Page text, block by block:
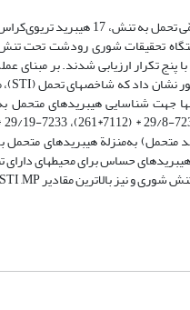
پنج تکرار ارزیابی شدند. بر
شناسایی هیبرید‏های متحمل
هیبرید 436 (شاهد حساس) به‌منزلة هیبرید‏های